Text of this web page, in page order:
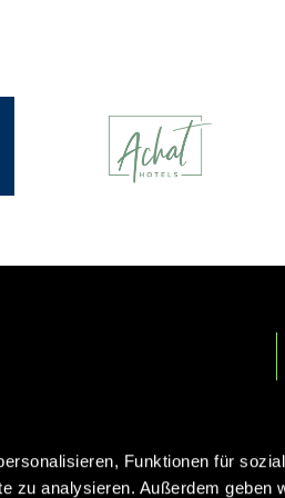
Funktionen für
zu analysieren. Außerdem geben